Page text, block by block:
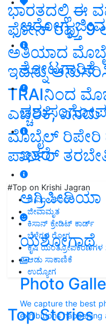
ಆರೋಗ್ಯ
ತೋಟಗಾರಿಕೆ
ಇತರೆ
ಅಗ್ರಿಪೀಡಿಯಾ
ಯಶೋಗಾಥೆ
Photo
We capture the best
exhibitions
ಭಾರತದಲ್ಲಿ ಈ
ಫೋನ್‌ ರಫ್ತು 9
ಅತಿಯಾದ
ಇದನ್ನು
TRAIನಿಂದ
ಎಚ್ಚರಿಕೆ, ಏನದು
ಮೊಬೈಲ್ ರಿಪೇರಿ
ಪಾರ್ಲರ್‌
#Top on Krishi Jagran
ಪಿ.ಎಂ. ಕಿಸಾನ್
ಜೀವಾಮೃತ
ಕಿಸಾನ್ ಕ್ರೇಡಿಟ್ ಕಾರ್ಡ್
ಬೆಳೆಗಳ ರೋಗ
ಕೃಷಿ
ಆಡು ಸಾಕಾಣಿಕೆ
ಉದ್ಯೋಗ
Top Stories